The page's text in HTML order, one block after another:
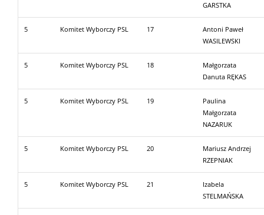
GARSTKA
5 Komitet Wyborczy PSL 17
Antoni Paweł
WASILEWSKI
5 Komitet Wyborczy PSL 18
Małgorzata
Danuta RĘKAS
5 Komitet Wyborczy PSL 19
Paulina
Małgorzata
NAZARUK
5 Komitet Wyborczy PSL 20
Mariusz Andrzej
RZEPNIAK
5 Komitet Wyborczy PSL 21
Izabela
STELMAŃSKA